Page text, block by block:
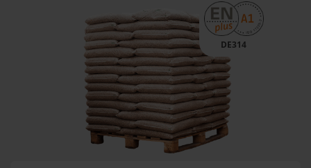
DE314